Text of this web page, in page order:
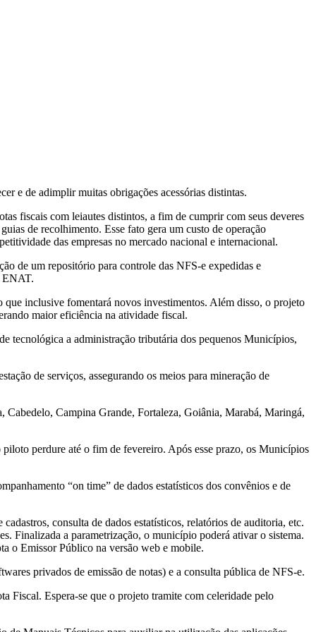
e de adimplir muitas obrigações acessórias distintas.
fiscais com leiautes distintos, a fim de cumprir com seus deveres
de recolhimento. Esse fato gera um custo de operação
das empresas no mercado nacional e internacional.
de um repositório para controle das NFS-e expedidas e
ENAT.
que inclusive fomentará novos investimentos. Além disso, o projeto
maior eficiência na atividade fiscal.
tecnológica a administração tributária dos pequenos Municípios,
de serviços, assegurando os meios para mineração de
Campina Grande, Fortaleza, Goiânia, Marabá, Maringá,
perdure até o fim de fevereiro. Após esse prazo, os Municípios
“on time” de dados estatísticos dos convênios e de
consulta de dados estatísticos, relatórios de auditoria, etc.
Finalizada a parametrização, o município poderá ativar o sistema.
o Emissor Público na versão web e mobile.
privados de emissão de notas) e a consulta pública de NFS-e.
Fiscal. Espera-se que o projeto tramite com celeridade pelo